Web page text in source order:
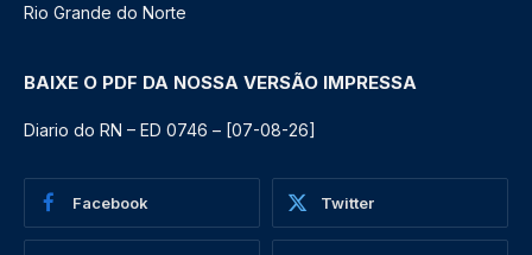
Rio Grande do Norte
BAIXE O PDF DA NOSSA VERSÃO IMPRESSA
Diario do RN – ED 0746 – [07-08-26]
Facebook Twitter